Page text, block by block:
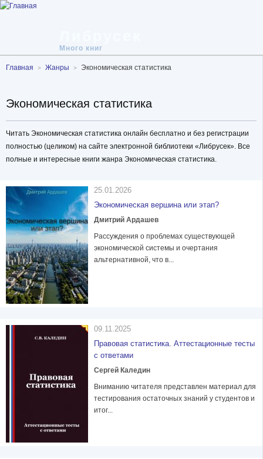
Много книг
Главная Жанры Экономическая статистика
Экономическая статистика
Читать Экономическая статистика онлайн бесплатно и без регистрации
полностью (целиком) на сайте электронной библиотеки «Либрусек». Все
полные и интересные книги жанра Экономическая статистика.
25.01.2026
Экономическая вершина или этап?
Дмитрий Ардашев
Рассуждения о проблемах существующей
экономической системы и очертания
альтернативной, что в...
09.11.2025
Правовая статистика. Аттестационные тесты
с ответами
Сергей Каледин
Вниманию читателя представлен материал для
тестирования остаточных знаний у студентов и
итог...